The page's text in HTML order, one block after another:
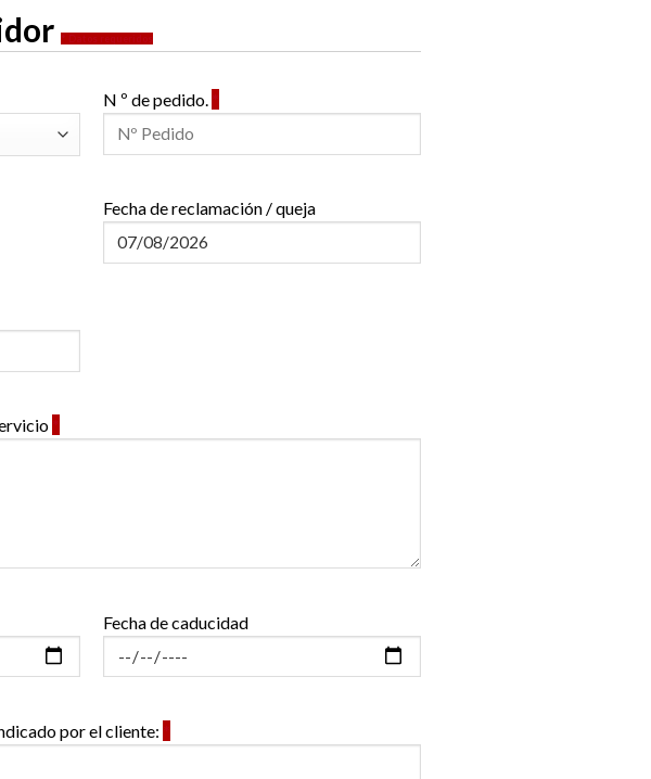
N º de pedido.
Fecha de reclamación / queja
Fecha de caducidad
por el cliente: